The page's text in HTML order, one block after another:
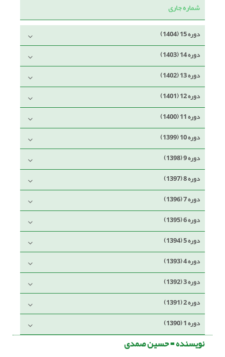
شماره جاری
دوره 15 (1404)
دوره 14 (1403)
دوره 13 (1402)
دوره 12 (1401)
دوره 11 (1400)
دوره 10 (1399)
دوره 9 (1398)
دوره 8 (1397)
دوره 7 (1396)
دوره 6 (1395)
دوره 5 (1394)
دوره 4 (1393)
دوره 3 (1392)
دوره 2 (1391)
دوره 1 (1390)
نویسنده =حسین صمدی